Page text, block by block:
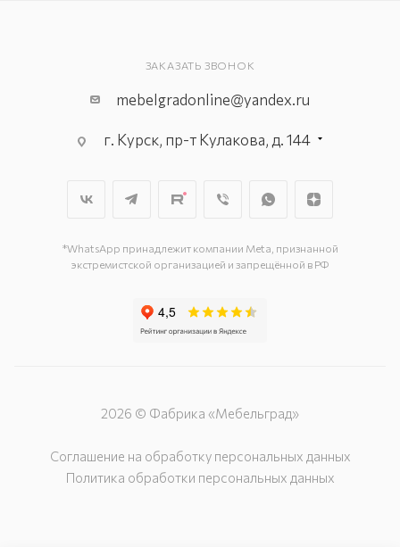
ЗАКАЗАТЬ ЗВОНОК
mebelgradonline@yandex.ru
г. Курск, пр-т Кулакова, д. 144
г. Курск, ул. Карла Маркса, д. 68
*WhatsApp принадлежит компании Meta, признанной
экстремистской организацией и запрещённой в РФ
2026 © Фабрика «Мебельград»
Соглашение на обработку персональных данных
Политика обработки персональных данных